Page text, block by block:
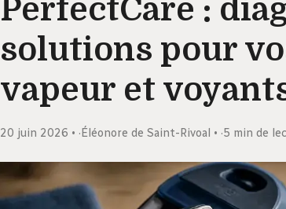
PerfectCare :
solutions pour
vapeur et
20 juin 2026 ·Éléonore de Saint-Rivoal ·5 min de